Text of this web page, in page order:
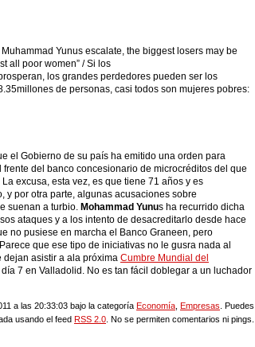
Yunus escalate, the biggest losers may be
all poor women” / Si los
los grandes perdedores pueden ser los
de personas, casi todos son mujeres pobres:
el Gobierno de su país ha emitido una orden para
frente del banco concesionario de microcréditos del que
excusa, esta vez, es que tiene 71 años y es
y por otra parte, algunas acusaciones sobre
suenan a turbio. Mohammad Yunus ha recurrido dicha
ataques y a los intento de desacreditarlo desde hace
no pusiese en marcha el Banco Graneen, pero
que ese tipo de iniciativas no le gusra nada al
dejan asistir a ala próxima Cumbre Mundial del
7 en Valladolid. No es tan fácil doblegar a un luchador
a las 20:33:03 bajo la categoría Economía Empresas . Puedes
usando el feed RSS 2.0 . No se permiten comentarios ni pings.